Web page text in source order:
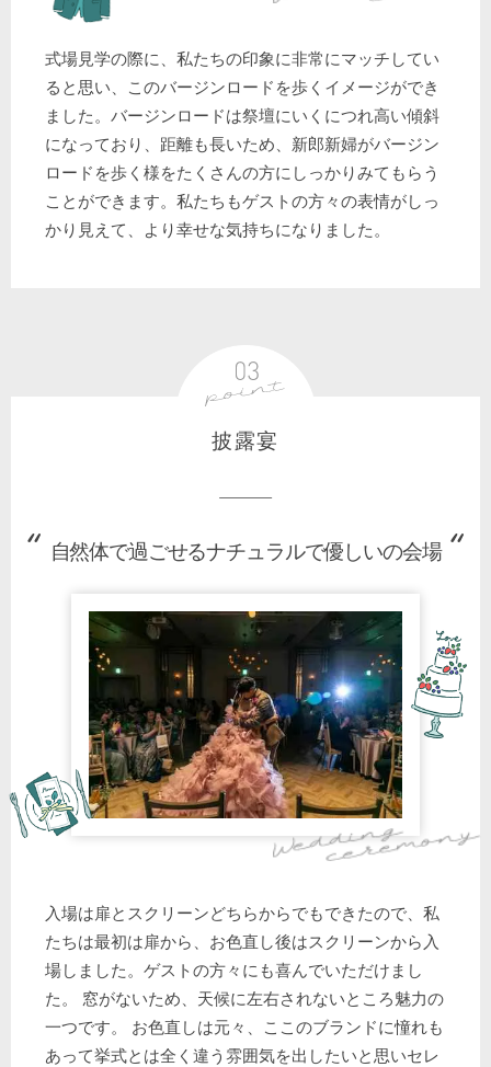
式場見学の際に、私たちの印象に非常にマッチしてい
ると思い、このバージンロードを歩くイメージができ
ました。バージンロードは祭壇にいくにつれ高い傾斜
になっており、距離も長いため、新郎新婦がバージン
ロードを歩く様をたくさんの方にしっかりみてもらう
ことができます。私たちもゲストの方々の表情がしっ
かり見えて、より幸せな気持ちになりました。
披露宴
自然体で過ごせるナチュラルで優しいの会場
入場は扉とスクリーンどちらからでもできたので、私
たちは最初は扉から、お色直し後はスクリーンから入
場しました。ゲストの方々にも喜んでいただけまし
た。 窓がないため、天候に左右されないところ魅力の
一つです。 お色直しは元々、ここのブランドに憧れも
あって挙式とは全く違う雰囲気を出したいと思いセレ